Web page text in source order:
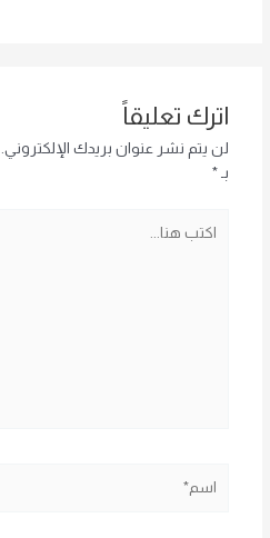
اترك تعليقاً
لن يتم نشر عنوان بريدك الإلكتروني.
بـ *